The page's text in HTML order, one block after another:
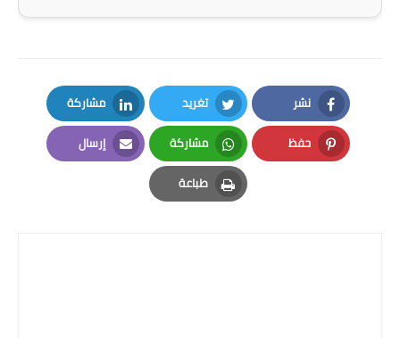
نشر
Facebook
تغريد
Twitter
مشاركة
LinkedIn
حفظ
Pinterest
مشاركة
Whatsapp
إرسال
Email
طباعة
Print